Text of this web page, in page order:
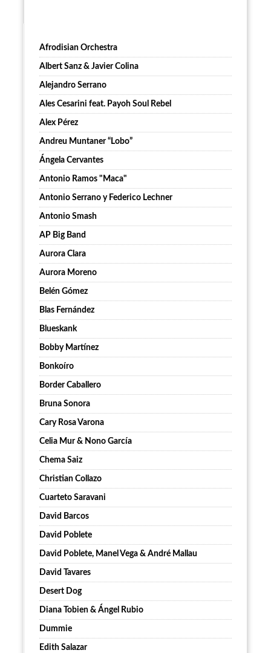
Afrodisian Orchestra
Albert Sanz & Javier Colina
Alejandro Serrano
Ales Cesarini feat. Payoh Soul Rebel
Alex Pérez
Andreu Muntaner “Lobo”
Ángela Cervantes
Antonio Ramos "Maca"
Antonio Serrano y Federico Lechner
Antonio Smash
AP Big Band
Aurora Clara
Aurora Moreno
Belén Gómez
Blas Fernández
Blueskank
Bobby Martínez
Bonkoíro
Border Caballero
Bruna Sonora
Cary Rosa Varona
Celia Mur & Nono García
Chema Saiz
Christian Collazo
Cuarteto Saravani
David Barcos
David Poblete
David Poblete, Manel Vega & André Mallau
David Tavares
Desert Dog
Diana Tobien & Ángel Rubio
Dummie
Edith Salazar